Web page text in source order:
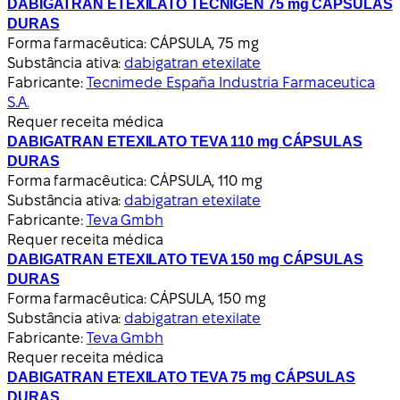
DABIGATRAN ETEXILATO TECNIGEN 75 mg CÁPSULAS
DURAS
Forma farmacêutica: CÁPSULA, 75 mg
Substância ativa: dabigatran etexilate
Fabricante: Tecnimede España Industria Farmaceutica
S.A.
Requer receita médica
DABIGATRAN ETEXILATO TEVA 110 mg CÁPSULAS
DURAS
Forma farmacêutica: CÁPSULA, 110 mg
Substância ativa: dabigatran etexilate
Fabricante: Teva Gmbh
Requer receita médica
DABIGATRAN ETEXILATO TEVA 150 mg CÁPSULAS
DURAS
Forma farmacêutica: CÁPSULA, 150 mg
Substância ativa: dabigatran etexilate
Fabricante: Teva Gmbh
Requer receita médica
DABIGATRAN ETEXILATO TEVA 75 mg CÁPSULAS
DURAS